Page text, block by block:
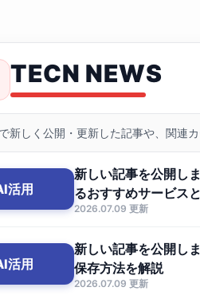
TECN NEWS
新しく公開・更新した記事や、関連
活用
新しい記事を公開し
るおすすめサービス
2026.07.09 更新
活用
新しい記事を公開し
保存方法を解説
2026.07.09 更新